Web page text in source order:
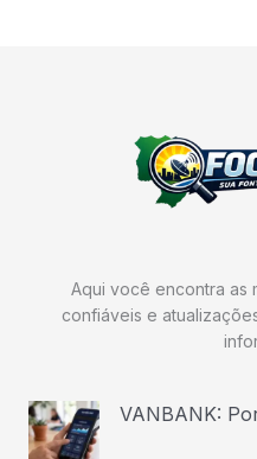
Aqui você encontra as
confiáveis e
VANBANK: